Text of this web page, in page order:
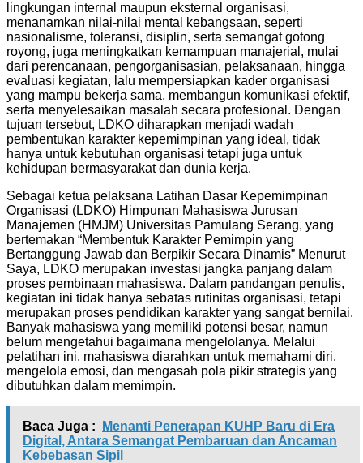
lingkungan internal maupun eksternal organisasi,
menanamkan nilai-nilai mental kebangsaan, seperti
nasionalisme, toleransi, disiplin, serta semangat gotong
royong, juga meningkatkan kemampuan manajerial, mulai
dari perencanaan, pengorganisasian, pelaksanaan, hingga
evaluasi kegiatan, lalu mempersiapkan kader organisasi
yang mampu bekerja sama, membangun komunikasi efektif,
serta menyelesaikan masalah secara profesional. Dengan
tujuan tersebut, LDKO diharapkan menjadi wadah
pembentukan karakter kepemimpinan yang ideal, tidak
hanya untuk kebutuhan organisasi tetapi juga untuk
kehidupan bermasyarakat dan dunia kerja.
Sebagai ketua pelaksana Latihan Dasar Kepemimpinan
Organisasi (LDKO) Himpunan Mahasiswa Jurusan
Manajemen (HMJM) Universitas Pamulang Serang, yang
bertemakan “Membentuk Karakter Pemimpin yang
Bertanggung Jawab dan Berpikir Secara Dinamis” Menurut
Saya, LDKO merupakan investasi jangka panjang dalam
proses pembinaan mahasiswa. Dalam pandangan penulis,
kegiatan ini tidak hanya sebatas rutinitas organisasi, tetapi
merupakan proses pendidikan karakter yang sangat bernilai.
Banyak mahasiswa yang memiliki potensi besar, namun
belum mengetahui bagaimana mengelolanya. Melalui
pelatihan ini, mahasiswa diarahkan untuk memahami diri,
mengelola emosi, dan mengasah pola pikir strategis yang
dibutuhkan dalam memimpin.
Baca Juga :
Menanti Penerapan KUHP Baru di Era
Digital, Antara Semangat Pembaruan dan Ancaman
Kebebasan Sipil